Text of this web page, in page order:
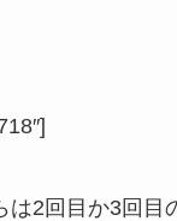
2回目か3回目